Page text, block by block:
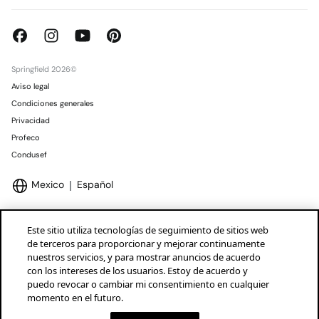
Springfield 2026©
Aviso legal
Condiciones generales
Privacidad
Profeco
Condusef
Mexico Español
Marcas Tendam
Este sitio utiliza tecnologías de seguimiento de sitios web
de terceros para proporcionar y mejorar continuamente
nuestros servicios, y para mostrar anuncios de acuerdo
con los intereses de los usuarios. Estoy de acuerdo y
puedo revocar o cambiar mi consentimiento en cualquier
momento en el futuro.